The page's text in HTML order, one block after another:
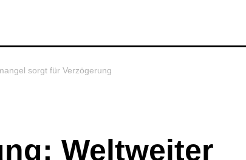
sorgt für Verzögerung
Weltweiter